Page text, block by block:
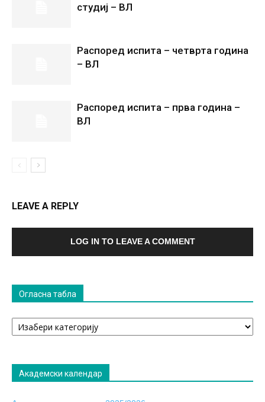
студиј – ВЛ
Распоред испита – четврта година
– ВЛ
Распоред испита – прва година –
ВЛ
LEAVE A REPLY
LOG IN TO LEAVE A COMMENT
Огласна табла
Огласна
табла
Академски календар